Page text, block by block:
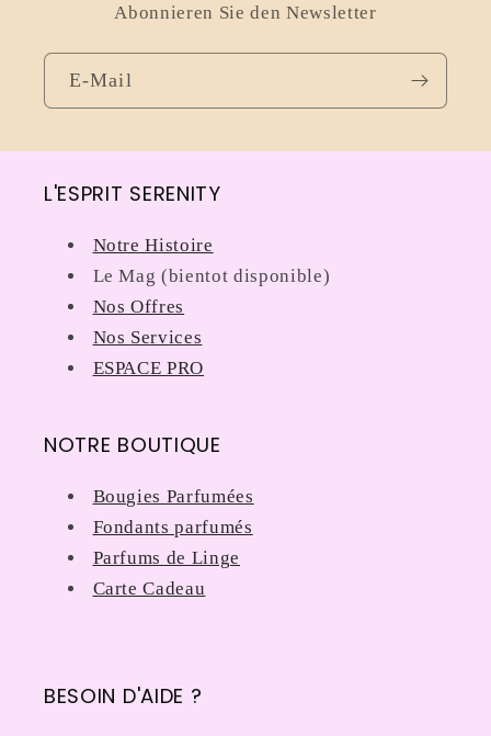
e
Abonnieren Sie den Newsletter
E-Mail
L'ESPRIT SERENITY
Notre Histoire
Le Mag (bientot disponible)
Nos Offres
Nos Services
ESPACE PRO
NOTRE BOUTIQUE
Bougies Parfumées
Fondants parfumés
Parfums de Linge
Carte Cadeau
BESOIN D'AIDE ?